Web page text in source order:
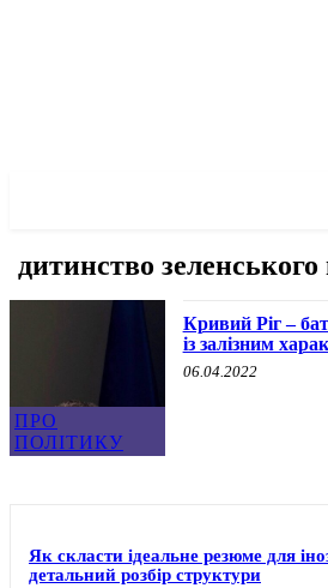
дитинство
ПРО
ПОЛІТИКУ
Кривий Ріг –
із залізним
06.04.2022
Як скласти ідеальне резюме для
детальний розбір структури